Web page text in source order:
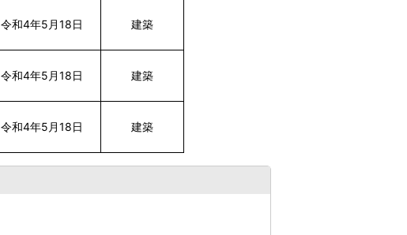
令和4年5月18日 建築
令和4年5月18日 建築
令和4年5月18日 建築